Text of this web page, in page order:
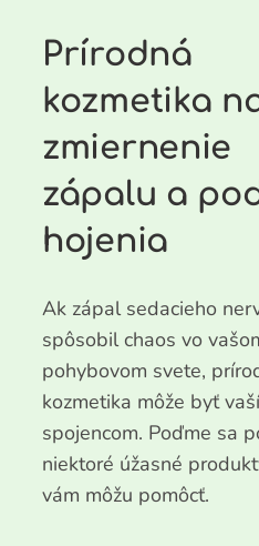
Prírodná
kozmetika
zmiernenie
zápalu a
hojenia
Ak zápal sedacieho
spôsobil chaos vo
pohybovom svete,
kozmetika môže byť
spojencom. Poďme sa
niektoré úžasné
vám môžu pomôcť.